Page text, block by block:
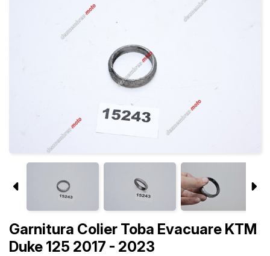
Garnitura Colier Toba Evacuare KTM
Duke 125 2017 - 2023